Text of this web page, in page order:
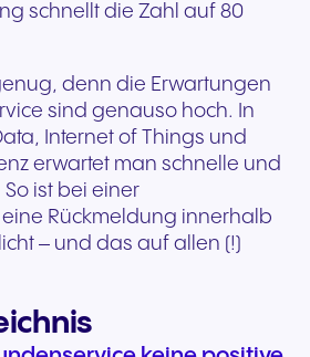
schnellt die Zahl auf 80
denn die Erwartungen
sind genauso hoch. In
Internet of Things und
erwartet man schnelle und
ist bei einer
Rückmeldung innerhalb
– und das auf allen (!)